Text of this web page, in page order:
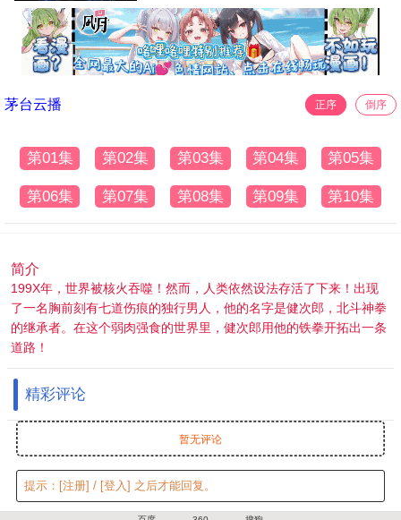
茅台云播 正序 倒序
第01集 第02集 第03集 第04集 第05集
第06集 第07集 第08集 第09集 第10集
简介
199X年，世界被核火吞噬！然而，人类依然设法存活了下来！出现
了一名胸前刻有七道伤痕的独行男人，他的名字是健次郎，北斗神拳
的继承者。在这个弱肉强食的世界里，健次郎用他的铁拳开拓出一条
道路！
精彩评论
暂无评论
提示： [注册] / [登入] 之后才能回复。